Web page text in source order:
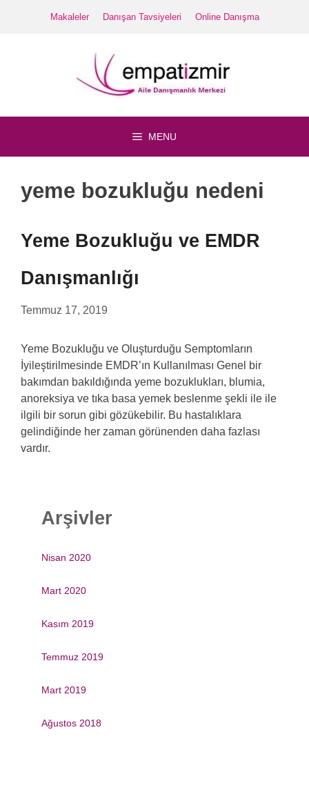
Makaleler Danışan Tavsiyeleri Online Danışma
MENU
yeme bozukluğu nedeni
Yeme Bozukluğu ve EMDR
Danışmanlığı
Temmuz 17, 2019
Yeme Bozukluğu ve Oluşturduğu Semptomların
İyileştirilmesinde EMDR’ın Kullanılması Genel bir
bakımdan bakıldığında yeme bozuklukları, blumia,
anoreksiya ve tıka basa yemek beslenme şekli ile ile
ilgili bir sorun gibi gözükebilir. Bu hastalıklara
gelindiğinde her zaman görünenden daha fazlası
vardır.
Arşivler
Nisan 2020
Mart 2020
Kasım 2019
Temmuz 2019
Mart 2019
Ağustos 2018